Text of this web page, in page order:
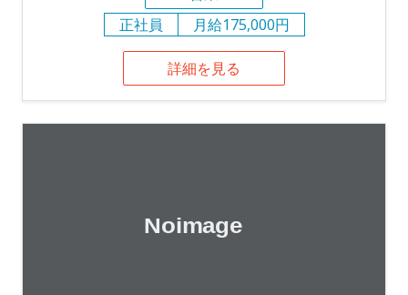
正社員
月給175,000円
詳細を見る